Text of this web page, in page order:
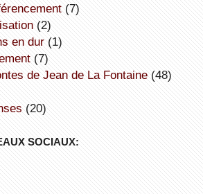
(7)
(2)
en dur(1)
(7)
de Jean de La Fontaine(48)
(20)
SOCIAUX: